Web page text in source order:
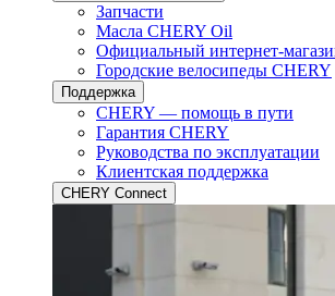
Запчасти
Масла CHERY Oil
Официальный интернет-
Городские велосипеды CHERY
Поддержка
CHERY — помощь в пути
Гарантия CHERY
Руководства по эксплуатации
Клиентская поддержка
CHERY Connect